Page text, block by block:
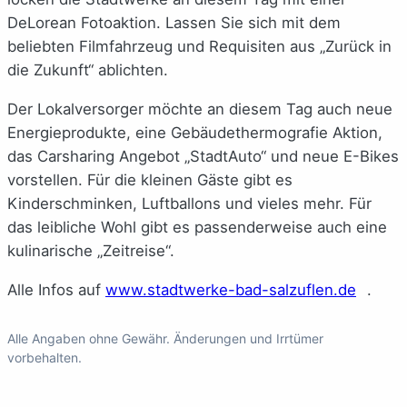
DeLorean Fotoaktion. Lassen Sie sich mit dem
beliebten Filmfahrzeug und Requisiten aus „Zurück in
die Zukunft“ ablichten.
Der Lokalversorger möchte an diesem Tag auch neue
Energieprodukte, eine Gebäudethermografie Aktion,
das Carsharing Angebot „StadtAuto“ und neue E-Bikes
vorstellen. Für die kleinen Gäste gibt es
Kinderschminken, Luftballons und vieles mehr. Für
das leibliche Wohl gibt es passenderweise auch eine
kulinarische „Zeitreise“.
Alle Infos auf www.stadtwerke-bad-salzuflen.de .
Alle Angaben ohne Gewähr. Änderungen und Irrtümer
vorbehalten.